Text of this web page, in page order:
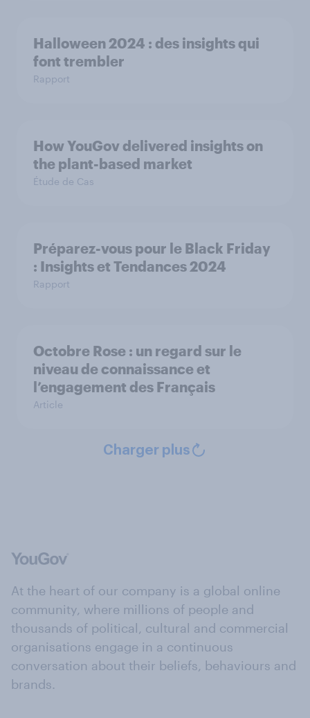
Halloween 2024 : des insights qui
font trembler
Rapport
How YouGov delivered insights on
the plant-based market
Étude de Cas
Préparez-vous pour le Black Friday
: Insights et Tendances 2024
Rapport
Octobre Rose : un regard sur le
niveau de connaissance et
l’engagement des Français
Article
Charger plus
At the heart of our company is a global online
community, where millions of people and
thousands of political, cultural and commercial
organisations engage in a continuous
conversation about their beliefs, behaviours and
brands.